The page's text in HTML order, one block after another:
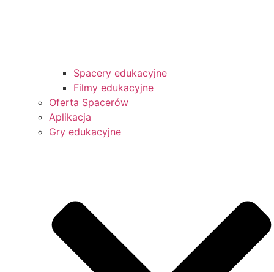
Spacery edukacyjne
Filmy edukacyjne
Oferta Spacerów
Aplikacja
Gry edukacyjne